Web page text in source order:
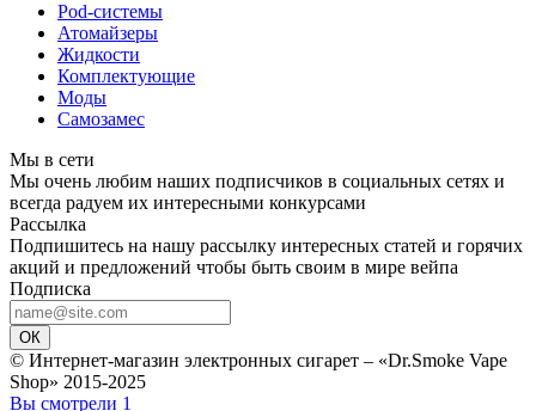
Pod-системы
Атомайзеры
Жидкости
Комплектующие
Моды
Самозамес
Мы в сети
Мы очень любим наших подписчиков в социальных сетях и
всегда радуем их интересными конкурсами
Рассылка
Подпишитесь на нашу рассылку интересных статей и горячих
акций и предложений чтобы быть своим в мире вейпа
Подписка
ОК
© Интернет-магазин электронных сигарет – «Dr.Smoke Vape
Shop» 2015-2025
Вы смотрели 1